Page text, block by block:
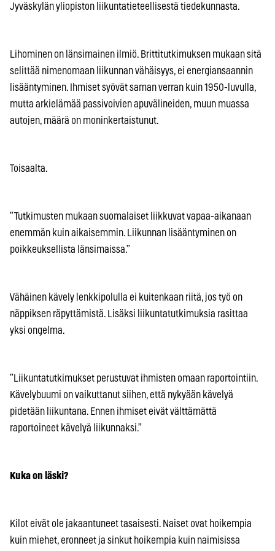
Jyväskylän yliopiston liikuntatieteellisestä tiedekunnasta.
Lihominen on länsimainen ilmiö. Brittitutkimuksen mukaan sitä
selittää nimenomaan liikunnan vähäisyys, ei energiansaannin
lisääntyminen. Ihmiset syövät saman verran kuin 1950-luvulla,
mutta arkielämää passivoivien apuvälineiden, muun muassa
autojen, määrä on moninkertaistunut.
Toisaalta.
”Tutkimusten mukaan suomalaiset liikkuvat vapaa-aikanaan
enemmän kuin aikaisemmin. Liikunnan lisääntyminen on
poikkeuksellista länsimaissa.”
Vähäinen kävely lenkkipolulla ei kuitenkaan riitä, jos työ on
näppiksen räpyttämistä. Lisäksi liikuntatutkimuksia rasittaa
yksi ongelma.
”Liikuntatutkimukset perustuvat ihmisten omaan raportointiin.
Kävelybuumi on vaikuttanut siihen, että nykyään kävelyä
pidetään liikuntana. Ennen ihmiset eivät välttämättä
raportoineet kävelyä liikunnaksi.”
Kuka on läski?
Kilot eivät ole jakaantuneet tasaisesti. Naiset ovat hoikempia
kuin miehet, eronneet ja sinkut hoikempia kuin naimisissa